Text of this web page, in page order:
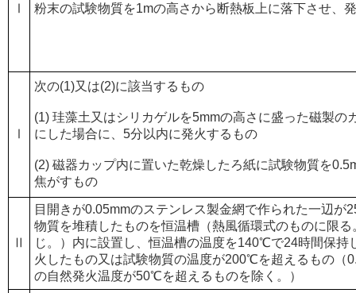
Ⅰ 粉末の試験物質を1mの高さから断熱板上に落下させ、
Ⅰ
次の(1)又は(2)に該当するもの
(1) 珪藻土又はシリカゲルを5mmの高さに盛った磁製の
にした場合に、5分以内に発火するもの
(2) 磁器カップ内に置いた乾燥したろ紙に試験物質を
焦がすもの
Ⅱ
目開きが0.05mmのステンレス製金網で作られた一辺が
物質を堆積したものを恒温槽（熱風循環式のものに限
じ。）内に設置し、恒温槽の温度を140℃で24時間保持
火したもの又は試験物質の温度が200℃を超えるもの（
の自然発火温度が50℃を超えるものを除く。）